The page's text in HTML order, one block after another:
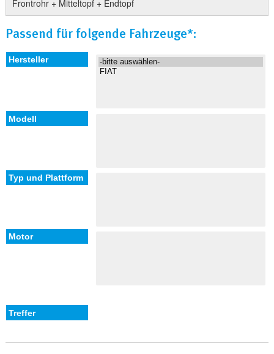
Frontrohr + Mitteltopf + Endtopf
Passend für folgende Fahrzeuge*: